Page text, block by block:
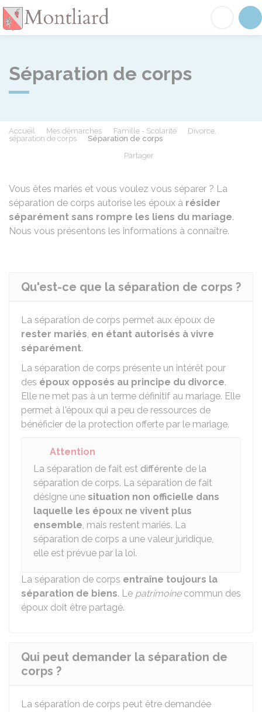
Séparation de corps
Accueil Mes démarches Famille - Scolarité
Divorce,
séparation de corps
Séparation de corps
Partager
Vous êtes mariés et vous voulez vous séparer ? La
séparation de corps autorise les époux à résider
séparément sans rompre les liens du mariage.
Nous vous présentons les informations à connaître.
Qu'est-ce que la séparation de corps ?
La séparation de corps permet aux époux de
rester mariés, en étant autorisés à vivre
séparément.
La séparation de corps présente un intérêt pour
des époux opposés au principe du divorce.
Elle ne met pas à un terme définitif au mariage. Elle
permet à l'époux qui a peu de ressources de
bénéficier de la protection offerte par le mariage.
Attention
La séparation de fait est différente de la
séparation de corps. La séparation de fait
désigne une situation non officielle dans
laquelle les époux ne vivent plus
ensemble, mais restent mariés. La
séparation de corps a une valeur juridique,
elle est prévue par la loi.
La séparation de corps entraîne toujours la
séparation de biens. Le patrimoinecommun des
époux doit être partagé.
Qui peut demander la séparation de
corps ?
La séparation de corps peut être demandée